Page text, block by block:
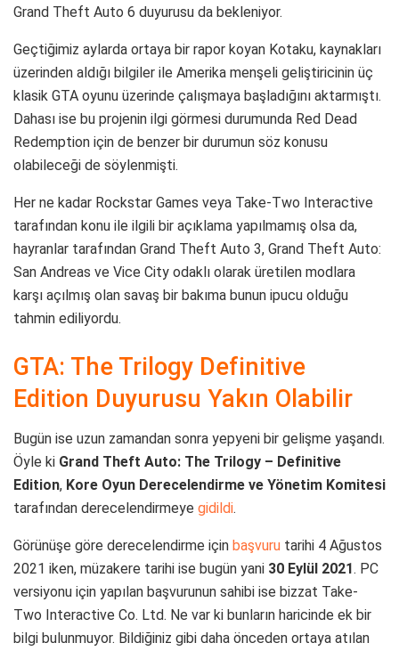
Grand Theft Auto 6 duyurusu da bekleniyor.
Geçtiğimiz aylarda ortaya bir rapor koyan Kotaku, kaynakları
üzerinden aldığı bilgiler ile Amerika menşeli geliştiricinin üç
klasik GTA oyunu üzerinde çalışmaya başladığını aktarmıştı.
Dahası ise bu projenin ilgi görmesi durumunda Red Dead
Redemption için de benzer bir durumun söz konusu
olabileceği de söylenmişti.
Her ne kadar Rockstar Games veya Take-Two Interactive
tarafından konu ile ilgili bir açıklama yapılmamış olsa da,
hayranlar tarafından Grand Theft Auto 3, Grand Theft Auto:
San Andreas ve Vice City odaklı olarak üretilen modlara
karşı açılmış olan savaş bir bakıma bunun ipucu olduğu
tahmin ediliyordu.
GTA: The Trilogy Definitive
Edition Duyurusu Yakın Olabilir
Bugün ise uzun zamandan sonra yepyeni bir gelişme yaşandı.
Öyle ki Grand Theft Auto: The Trilogy – Definitive
Edition, Kore Oyun Derecelendirme ve Yönetim Komitesi
tarafından derecelendirmeye gidildi.
Görünüşe göre derecelendirme için başvuru tarihi 4 Ağustos
2021 iken, müzakere tarihi ise bugün yani 30 Eylül 2021. PC
versiyonu için yapılan başvurunun sahibi ise bizzat Take-
Two Interactive Co. Ltd. Ne var ki bunların haricinde ek bir
bilgi bulunmuyor. Bildiğiniz gibi daha önceden ortaya atılan